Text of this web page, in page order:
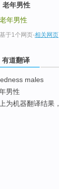
老年男性
老年男性
基于1个网页-相关网页
有道翻译
males
男性
为机器翻译结果